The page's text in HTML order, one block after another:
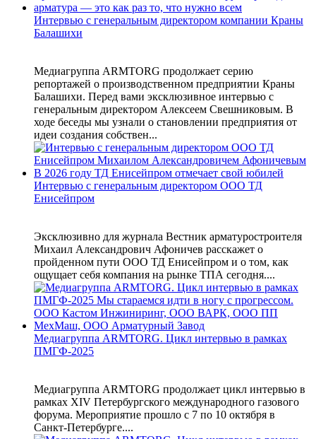
Интервью с генеральным директором компании Краны
Балашихи
Медиагруппа ARMTORG продолжает серию
репортажей о производственном предприятии Краны
Балашихи. Перед вами эксклюзивное интервью с
генеральным директором Алексеем Свешниковым. В
ходе беседы мы узнали о становлении предприятия от
идеи создания собствен...
Интервью с генеральным директором ООО ТД
Енисейпром
Эксклюзивно для журнала Вестник арматуростроителя
Михаил Александрович Афоничев расскажет о
пройденном пути ООО ТД Енисейпром и о том, как
ощущает себя компания на рынке ТПА сегодня....
Медиагруппа ARMTORG. Цикл интервью в рамках
ПМГФ-2025
Медиагруппа ARMTORG продолжает цикл интервью в
рамках XIV Петербургского международного газового
форума. Мероприятие прошло с 7 по 10 октября в
Санкт-Петербурге....